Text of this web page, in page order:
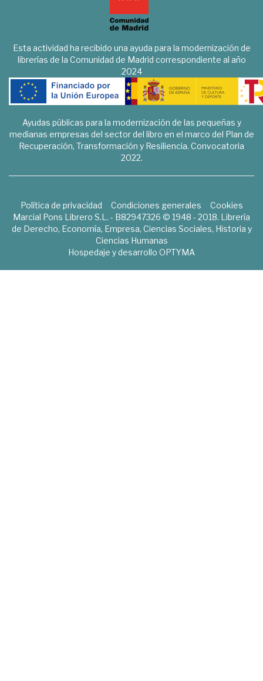
Esta actividad ha recibido una ayuda para la modernización de
librerías de la Comunidad de Madrid correspondiente al año
2024
Ayudas públicas para la modernización de las pequeñas y
medianas empresas del sector del libro en el marco del Plan de
Recuperación, Transformación y Resiliencia. Convocatoria
2022.
Política de privacidad Condiciones generales
Cookies
Marcial Pons Librero S.L. - B82947326 © 1948 - 2018. Librería
de Derecho, Economía, Empresa, Ciencias Sociales, Historia y
Ciencias Humanas
Hospedaje y desarrollo OPTYMA